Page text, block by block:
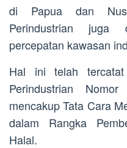
di Papua dan
Perindustrian juga
percepatan kawasan
Hal ini telah tercatat
Perindustrian
mencakup Tata Cara
dalam Rangka
Halal.